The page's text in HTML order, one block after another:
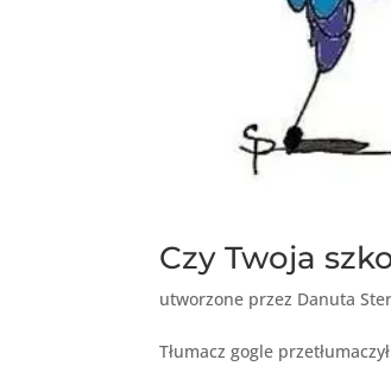
Czy Twoja
utworzone przez Danuta
Tłumacz gogle